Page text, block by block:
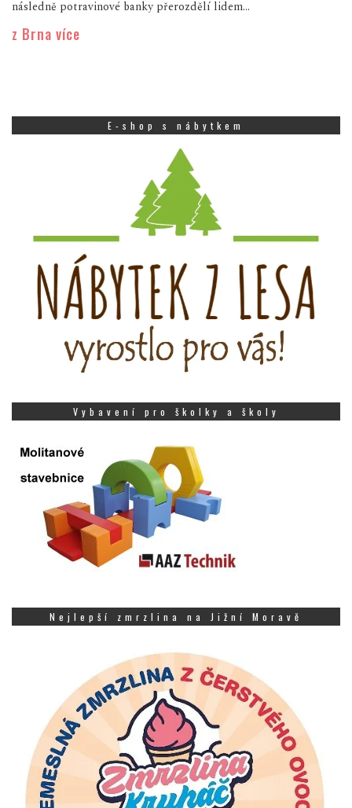
následně potravinové banky přerozdělí lidem...
z Brna více
E-shop s nábytkem
Vybavení pro školky a školy
Nejlepší zmrzlina na Jižní Moravě